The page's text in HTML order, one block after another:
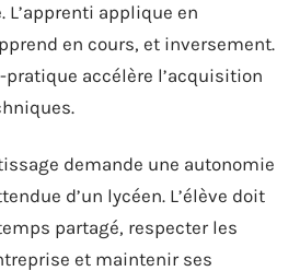
applique en
en cours, et inversement.
accélère l’acquisition
demande une autonomie
d’un lycéen. L’élève doit
partagé, respecter les
et maintenir ses